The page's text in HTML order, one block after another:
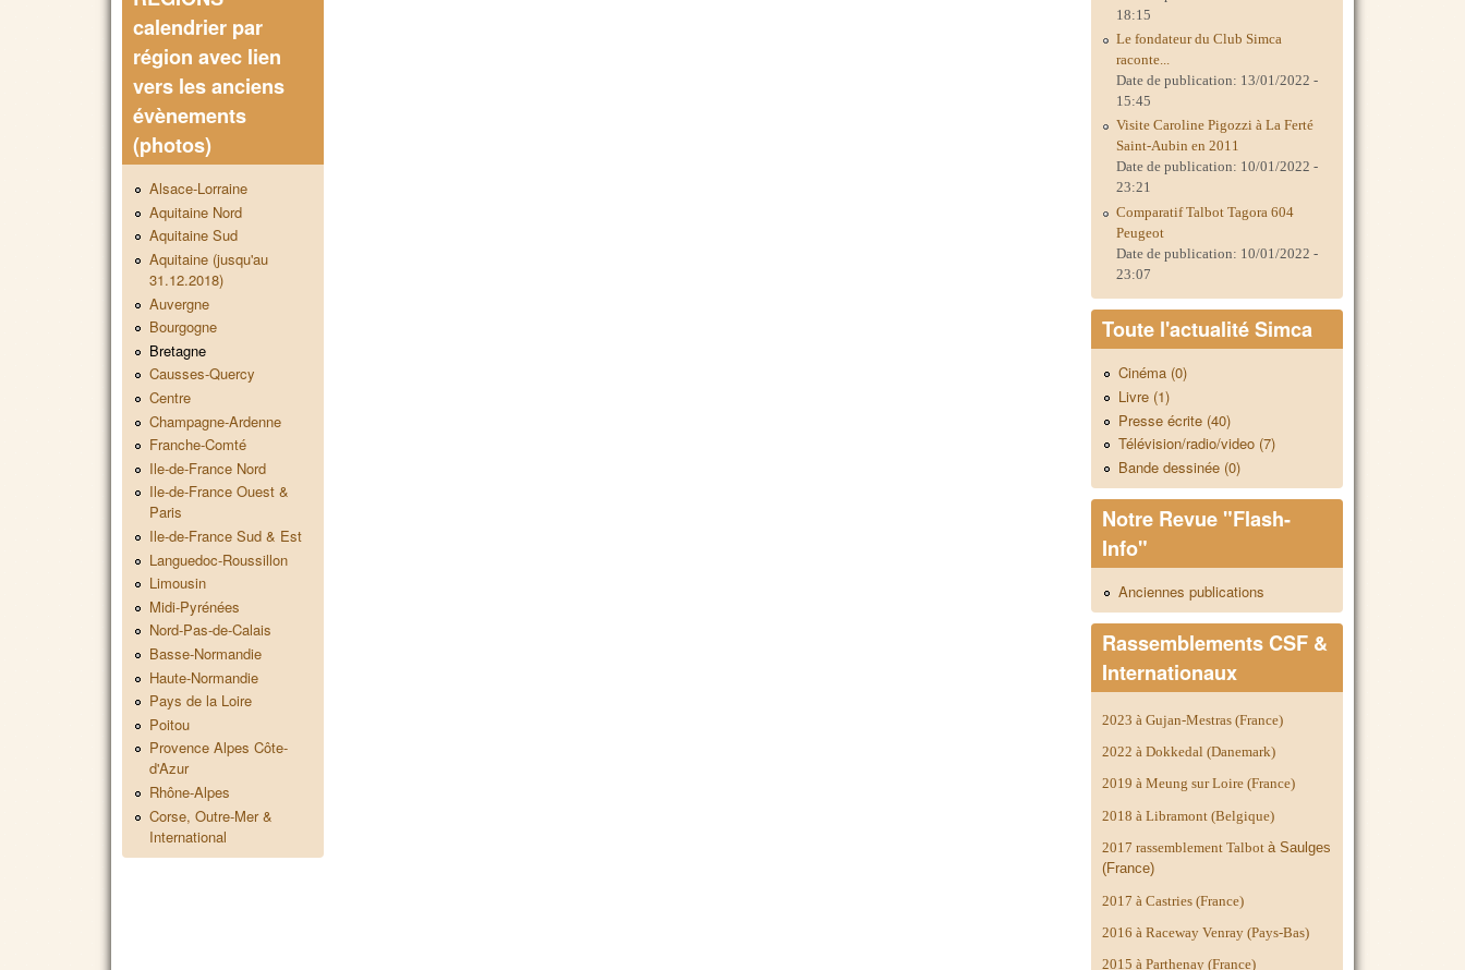
calendrier par
région avec lien
vers les anciens
évènements
(photos)
Alsace-Lorraine
Aquitaine Nord
Aquitaine Sud
Aquitaine (jusqu'au
31.12.2018)
Auvergne
Bourgogne
Bretagne
Causses-Quercy
Centre
Champagne-Ardenne
Franche-Comté
Ile-de-France Nord
Ile-de-France Ouest &
Paris
Ile-de-France Sud & Est
Languedoc-Roussillon
Limousin
Midi-Pyrénées
Nord-Pas-de-Calais
Basse-Normandie
Haute-Normandie
Pays de la Loire
Poitou
Provence Alpes Côte-
d'Azur
Rhône-Alpes
Corse, Outre-Mer &
International
18:15
Le fondateur du Club Simca
raconte...
Date de publication: 13/01/2022 -
15:45
Visite Caroline Pigozzi à La Ferté
Saint-Aubin en 2011
Date de publication: 10/01/2022 -
23:21
Comparatif Talbot Tagora 604
Peugeot
Date de publication: 10/01/2022 -
23:07
Toute l'actualité Simca
Cinéma (0)
Livre (1)
Presse écrite (40)
Télévision/radio/video (7)
Bande dessinée (0)
Notre Revue "Flash-
Info"
Anciennes publications
Rassemblements CSF &
Internationaux
2023 à Gujan-Mestras (France)
2022 à Dokkedal (Danemark)
2019 à Meung sur Loire (France)
2018 à Libramont (Belgique)
2017 rassemblement Talbotà Saulges
(France)
2017 à Castries (France)
2016 à Raceway Venray (Pays-Bas)
2015 à Parthenay (France)